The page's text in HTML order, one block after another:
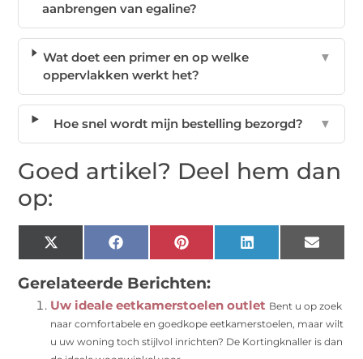
aanbrengen van egaline?
Wat doet een primer en op welke
oppervlakken werkt het?
▼
Hoe snel wordt mijn bestelling bezorgd? ▼
Goed artikel? Deel hem dan
op:
X
(Twitter)
Facebook Pinterest LinkedIn Email
Gerelateerde Berichten:
Uw ideale eetkamerstoelen outlet Bent u op zoek
naar comfortabele en goedkope eetkamerstoelen, maar wilt
u uw woning toch stijlvol inrichten? De Kortingknaller is dan